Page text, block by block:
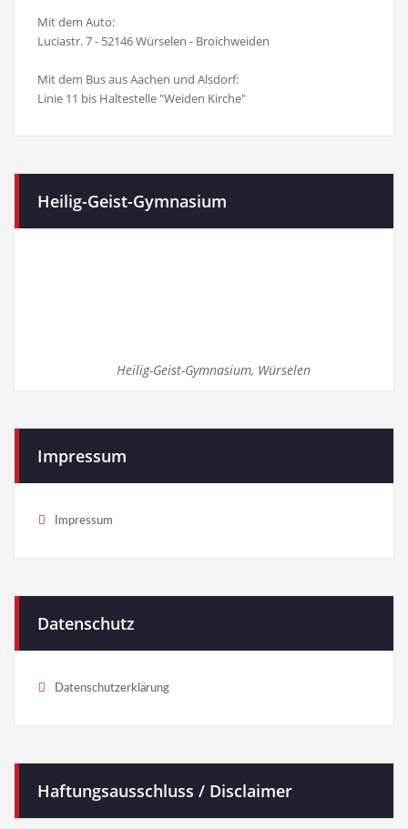
Mit dem Auto:
Luciastr. 7 - 52146 Würselen - Broichweiden
Mit dem Bus aus Aachen und Alsdorf:
Linie 11 bis Haltestelle "Weiden Kirche"
Heilig-Geist-Gymnasium
Heilig-Geist-Gymnasium, Würselen
Impressum
Impressum
Datenschutz
Datenschutzerklärung
Haftungsausschluss / Disclaimer